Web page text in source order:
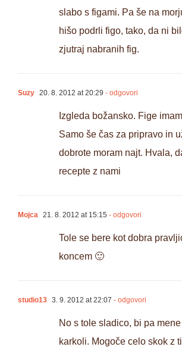
slabo s figami. Pa še na
hišo podrli figo, tako, da ni
zjutraj nabranih fig.
Suzy 20. 8. 2012 at 20:29 - odgovori
Izgleda božansko. Fige
Samo še čas za pripravo in
dobrote moram najt. Hvala,
recepte z nami
Mojca 21. 8. 2012 at 15:15 - odgovori
Tole se bere kot dobra
koncem 🙂
studio13 3. 9. 2012 at 22:07 - odgovori
No s tole sladico, bi pa
karkoli. Mogoče celo skok z